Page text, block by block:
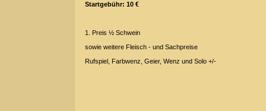
Startgebühr: 10 €
1. Preis ½ Schwein
sowie weitere Fleisch - und Sachpreise
Rufspiel, Farbwenz, Geier, Wenz und Solo +/-